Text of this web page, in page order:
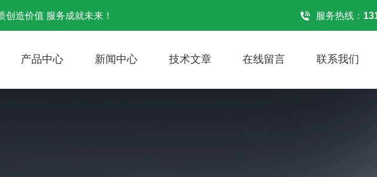
创造价值 服务成就未来！ 服务热线：
产品中心 新闻中心 技术文章 在线留言 联系我们